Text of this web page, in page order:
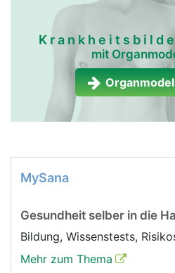
mit
MySana
Gesundheit selber in die
Bildung, Wissenstests,
Mehr zum Thema